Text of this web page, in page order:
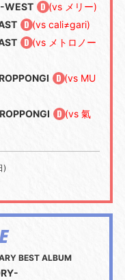
WEST
(vs メリー)
(vs cali≠gari)
(vs メトロノー
(vs MU
(vs 氣
)
BEST ALBUM